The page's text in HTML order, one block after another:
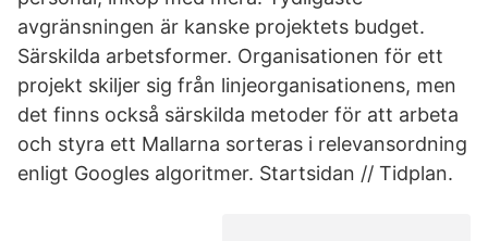
avgränsningen är kanske projektets budget.
Särskilda arbetsformer. Organisationen för ett
projekt skiljer sig från linjeorganisationens, men
det finns också särskilda metoder för att arbeta
och styra ett Mallarna sorteras i relevansordning
enligt Googles algoritmer. Startsidan // Tidplan.